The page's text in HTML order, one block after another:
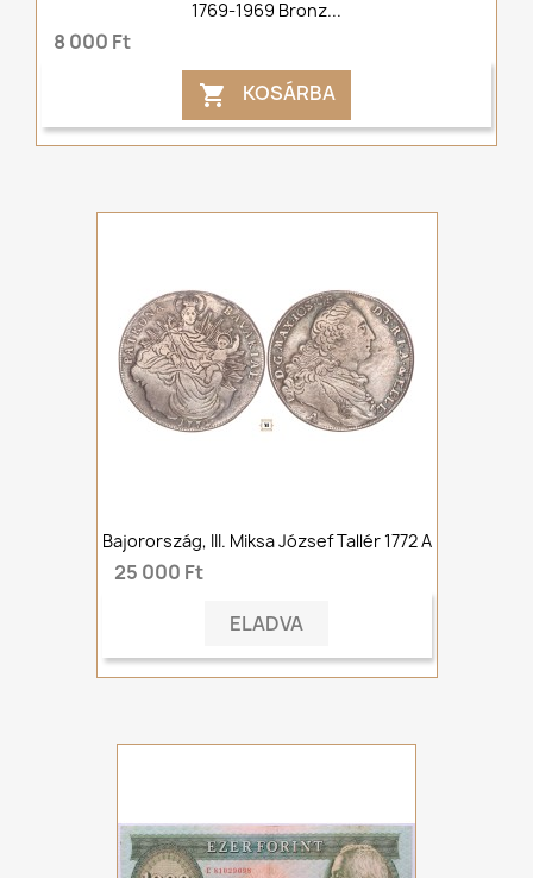
1769-1969 Bronz...
8 000 Ft
 KOSÁRBA
Bajorország, III. Miksa József Tallér 1772 A
25 000 Ft
ELADVA